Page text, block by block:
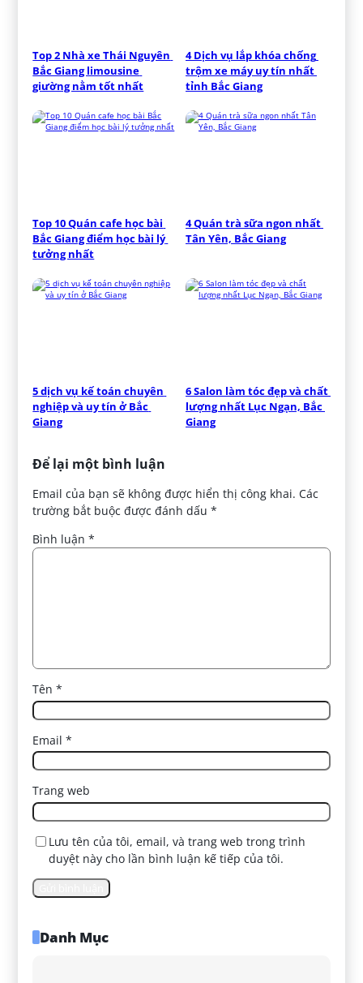
Top 2 Nhà xe Thái Nguyên
Bắc Giang limousine
giường nằm tốt nhất
4 Dịch vụ lắp khóa chống
trộm xe máy uy tín nhất
tỉnh Bắc Giang
Top 10 Quán cafe học bài
Bắc Giang điểm học bài lý
tưởng nhất
4 Quán trà sữa ngon nhất
Tân Yên, Bắc Giang
5 dịch vụ kế toán chuyên
nghiệp và uy tín ở Bắc
Giang
6 Salon làm tóc đẹp và chất
lượng nhất Lục Ngạn, Bắc
Giang
Để lại một bình luận
Email của bạn sẽ không được hiển thị công khai. Các
trường bắt buộc được đánh dấu*
Bình luận*
Tên*
Email*
Trang web
Lưu tên của tôi, email, và trang web trong trình
duyệt này cho lần bình luận kế tiếp của tôi.
Danh Mục